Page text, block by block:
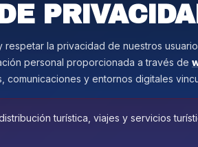
la privacidad de nuestros
personal proporcionada a través de
comunicaciones y entornos digitales
turística, viajes y servicios